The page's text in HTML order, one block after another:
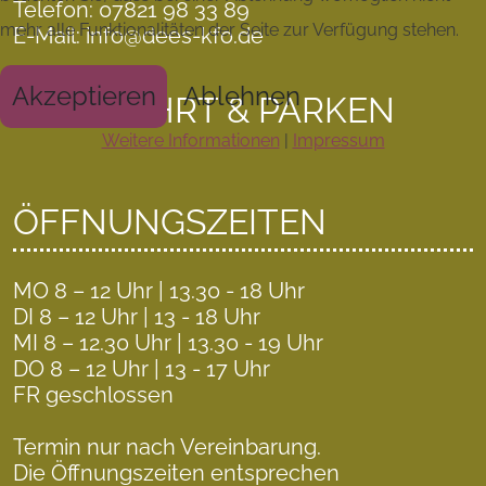
Telefon: 07821 98 33 89
E-Mail: info@dees-kfo.de
ANFAHRT & PARKEN
ÖFFNUNGSZEITEN
MO 8 – 12 Uhr | 13.30 - 18 Uhr
DI 8 – 12 Uhr | 13 - 18 Uhr
MI 8 – 12.30 Uhr | 13.30 - 19 Uhr
DO 8 – 12 Uhr | 13 - 17 Uhr
FR geschlossen
Termin nur nach Vereinbarung.
Die Öffnungszeiten entsprechen
mehr alle Funktionalitäten der Seite zur Verfügung stehen.
Akzeptieren Ablehnen
Weitere Informationen | Impressum